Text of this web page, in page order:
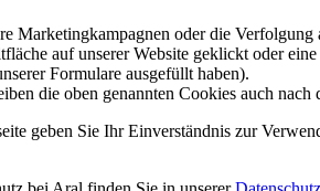
Marketingkampagnen oder die
auf unserer Website geklickt oder
Formulare ausgefüllt haben).
die oben genannten Cookies auch
geben Sie Ihr Einverständnis zur